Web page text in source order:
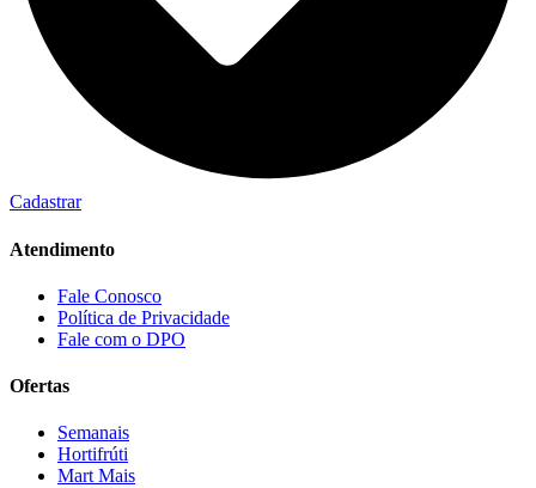
Cadastrar
Atendimento
Fale Conosco
Política de Privacidade
Fale com o DPO
Ofertas
Semanais
Hortifrúti
Mart Mais